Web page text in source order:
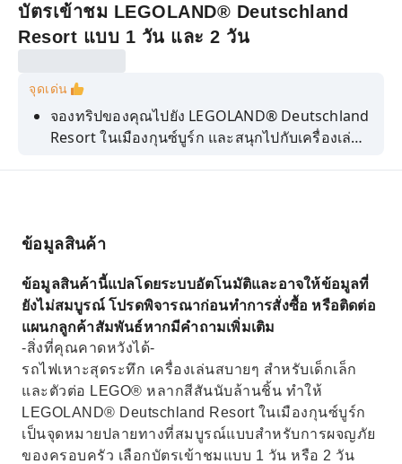
บัตรเข้าชม LEGOLAND® Deutschland
Resort แบบ 1 วัน และ 2 วัน
จุดเด่น
จองทริปของคุณไปยัง LEGOLAND® Deutschland
Resort ในเมืองกุนซ์บูร์ก และสนุกไปกับเครื่องเล่น
ข้อมูลสินค้า
ข้อมูลสินค้านี้แปลโดยระบบอัตโนมัติและอาจให้ข้อมูลที่
ยังไม่สมบูรณ์ โปรดพิจารณาก่อนทำการสั่งซื้อ หรือติดต่อ
แผนกลูกค้าสัมพันธ์หากมีคำถามเพิ่มเติม
-สิ่งที่คุณคาดหวังได้-
รถไฟเหาะสุดระทึก เครื่องเล่นสบายๆ สำหรับเด็กเล็ก
และตัวต่อ LEGO® หลากสีสันนับล้านชิ้น ทำให้
LEGOLAND® Deutschland Resort ในเมืองกุนซ์บูร์ก
เป็นจุดหมายปลายทางที่สมบูรณ์แบบสำหรับการผจญภัย
ของครอบครัว เลือกบัตรเข้าชมแบบ 1 วัน หรือ 2 วัน